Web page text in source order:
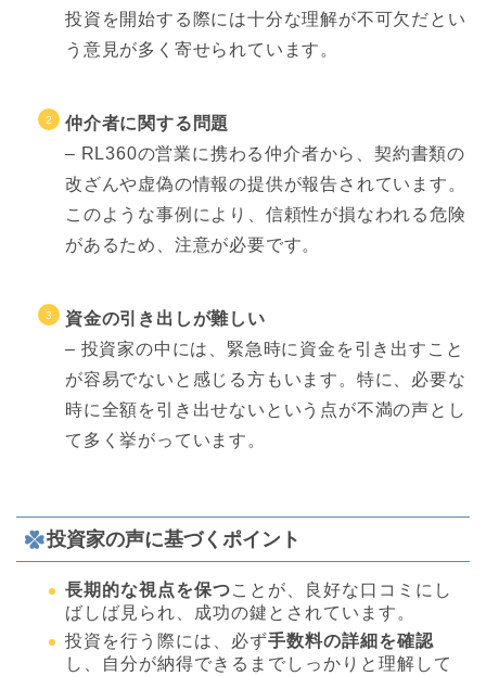
投資を開始する際には十分な理解が不可欠だとい
う意見が多く寄せられています。
仲介者に関する問題
– RL360の営業に携わる仲介者から、契約書類の
改ざんや虚偽の情報の提供が報告されています。
このような事例により、信頼性が損なわれる危険
があるため、注意が必要です。
資金の引き出しが難しい
– 投資家の中には、緊急時に資金を引き出すこと
が容易でないと感じる方もいます。特に、必要な
時に全額を引き出せないという点が不満の声とし
て多く挙がっています。
投資家の声に基づくポイント
長期的な視点を保つことが、良好な口コミにし
ばしば見られ、成功の鍵とされています。
投資を行う際には、必ず手数料の詳細を確認
し、自分が納得できるまでしっかりと理解して